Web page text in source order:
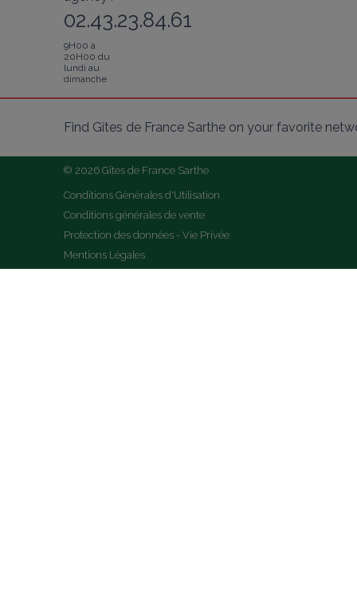
02.43.23.84.61
9H00 à
20H00 du
lundi au
dimanche
Find Gîtes de France Sarthe on your favorite
© 2026 Gîtes de France Sarthe
Conditions Générales d'Utilisation
Conditions générales de vente
Protection des données - Vie Privée
Mentions Légales